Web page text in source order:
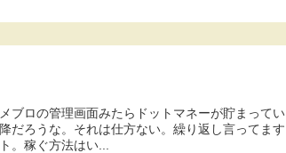
ブロの管理画面みたらドットマネーが貯まってい
だろうな。それは仕方ない。繰り返し言ってます
。稼ぐ方法はい...